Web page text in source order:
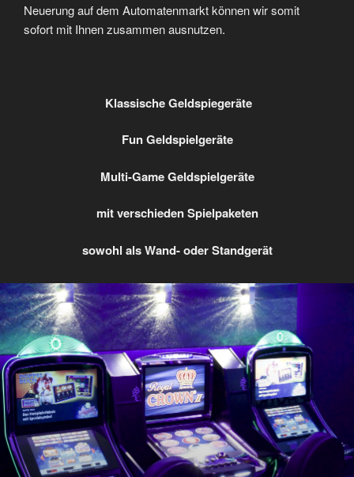
Neuerung auf dem Automatenmarkt können wir somit
sofort mit Ihnen zusammen ausnutzen.
Klassische Geldspiegeräte
Fun Geldspielgeräte
Multi-Game Geldspielgeräte
mit verschieden Spielpaketen
sowohl als Wand- oder Standgerät